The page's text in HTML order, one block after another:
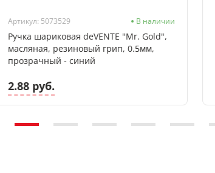
Артикул: 5073529 В наличии
Ручка шариковая deVENTE "Mr. Gold",
масляная, резиновый грип, 0.5мм,
прозрачный - синий
2.88 руб.